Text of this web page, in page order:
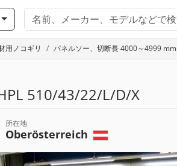
用ノコギリ パネルソー、切断長 4000～4999 mm
510/43/22/L/D/X
所在地
Oberösterreich